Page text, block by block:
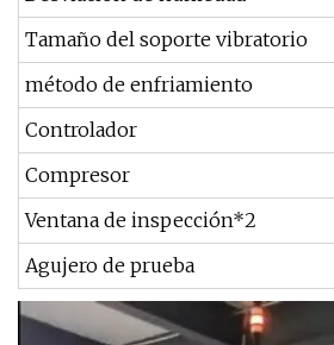
Tamaño del soporte vibratorio
método de enfriamiento
Controlador
Compresor
Ventana de inspección*2
Agujero de prueba